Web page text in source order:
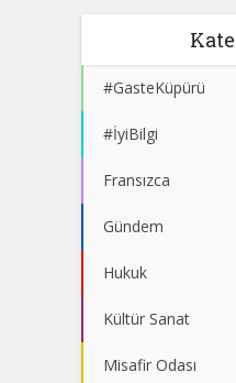
#GasteKüpürü
#İyiBilgi
Fransızca
Gündem
Hukuk
Kültür Sanat
Misafir Odası